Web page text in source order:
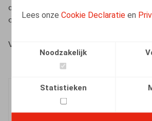
Lees onzeCookie Declaratie en
Noodzakelijk
Statistieken
dagen) voor derdelanders
onderdaan zijn van een EER-lidstaat
Veel leesplezier!